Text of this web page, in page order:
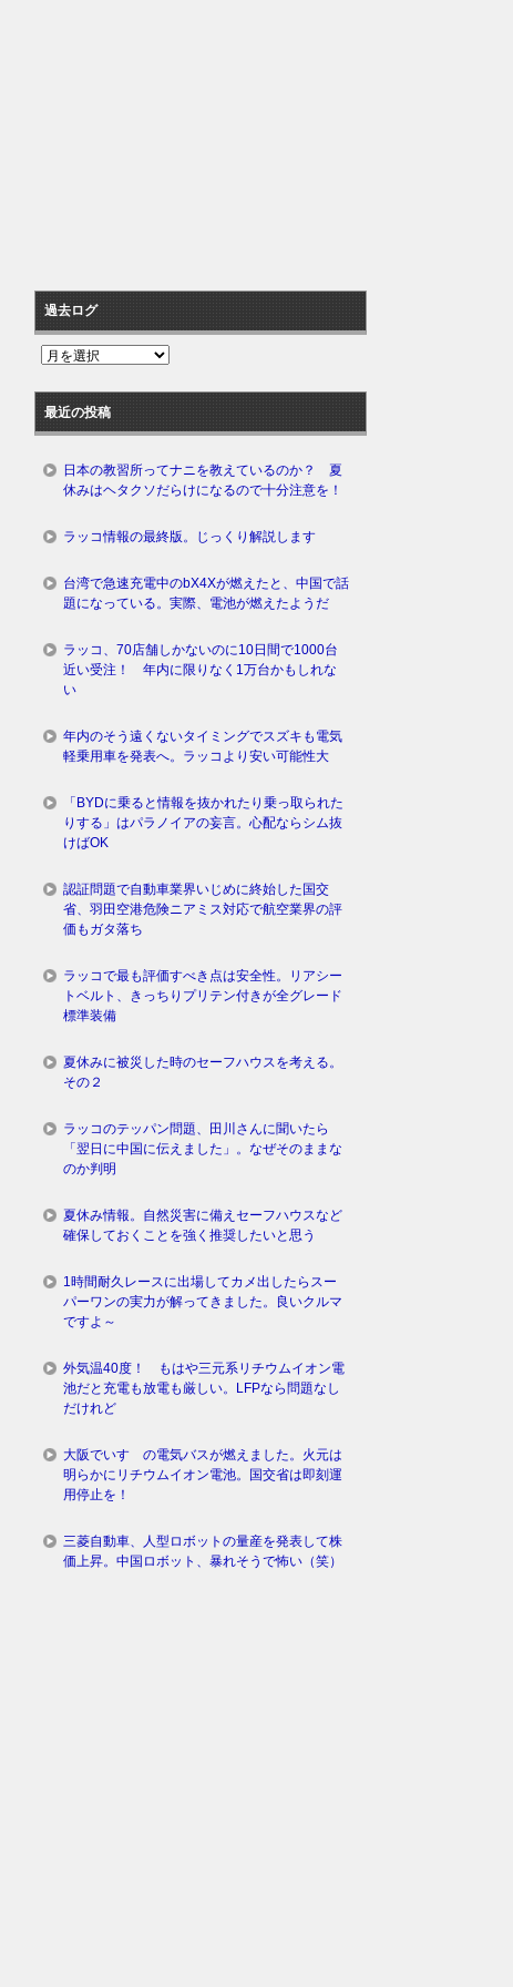
過去ログ
過
ロ
グ
最近の投稿
日本の教習所ってナニを教えているのか？ 夏
休みはヘタクソだらけになるので十分注意を！
ラッコ情報の最終版。じっくり解説します
台湾で急速充電中のbX4Xが燃えたと、中国で話
題になっている。実際、電池が燃えたようだ
ラッコ、70店舗しかないのに10日間で1000台
近い受注！ 年内に限りなく1万台かもしれな
い
年内のそう遠くないタイミングでスズキも電気
軽乗用車を発表へ。ラッコより安い可能性大
「BYDに乗ると情報を抜かれたり乗っ取られた
りする」はパラノイアの妄言。心配ならシム抜
けばOK
認証問題で自動車業界いじめに終始した国交
省、羽田空港危険ニアミス対応で航空業界の評
価もガタ落ち
ラッコで最も評価すべき点は安全性。リアシー
トベルト、きっちりプリテン付きが全グレード
標準装備
夏休みに被災した時のセーフハウスを考える。
その２
ラッコのテッパン問題、田川さんに聞いたら
「翌日に中国に伝えました」。なぜそのままな
のか判明
夏休み情報。自然災害に備えセーフハウスなど
確保しておくことを強く推奨したいと思う
1時間耐久レースに出場してカメ出したらスー
パーワンの実力が解ってきました。良いクルマ
ですよ～
外気温40度！ もはや三元系リチウムイオン電
池だと充電も放電も厳しい。LFPなら問題なし
だけれど
大阪でいすゞの電気バスが燃えました。火元は
明らかにリチウムイオン電池。国交省は即刻運
用停止を！
三菱自動車、人型ロボットの量産を発表して株
価上昇。中国ロボット、暴れそうで怖い（笑）